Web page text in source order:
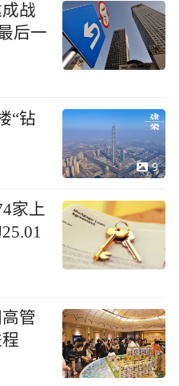
战
后一
“钻
9
家上
管